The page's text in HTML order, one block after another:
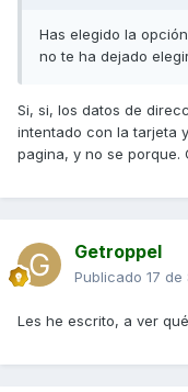
Has elegido la
no te ha dejado
Si, si, los datos de
intentado con la tarjeta
pagina, y no se porque.
Getroppel
Publicado 17 de
Les he escrito, a ver